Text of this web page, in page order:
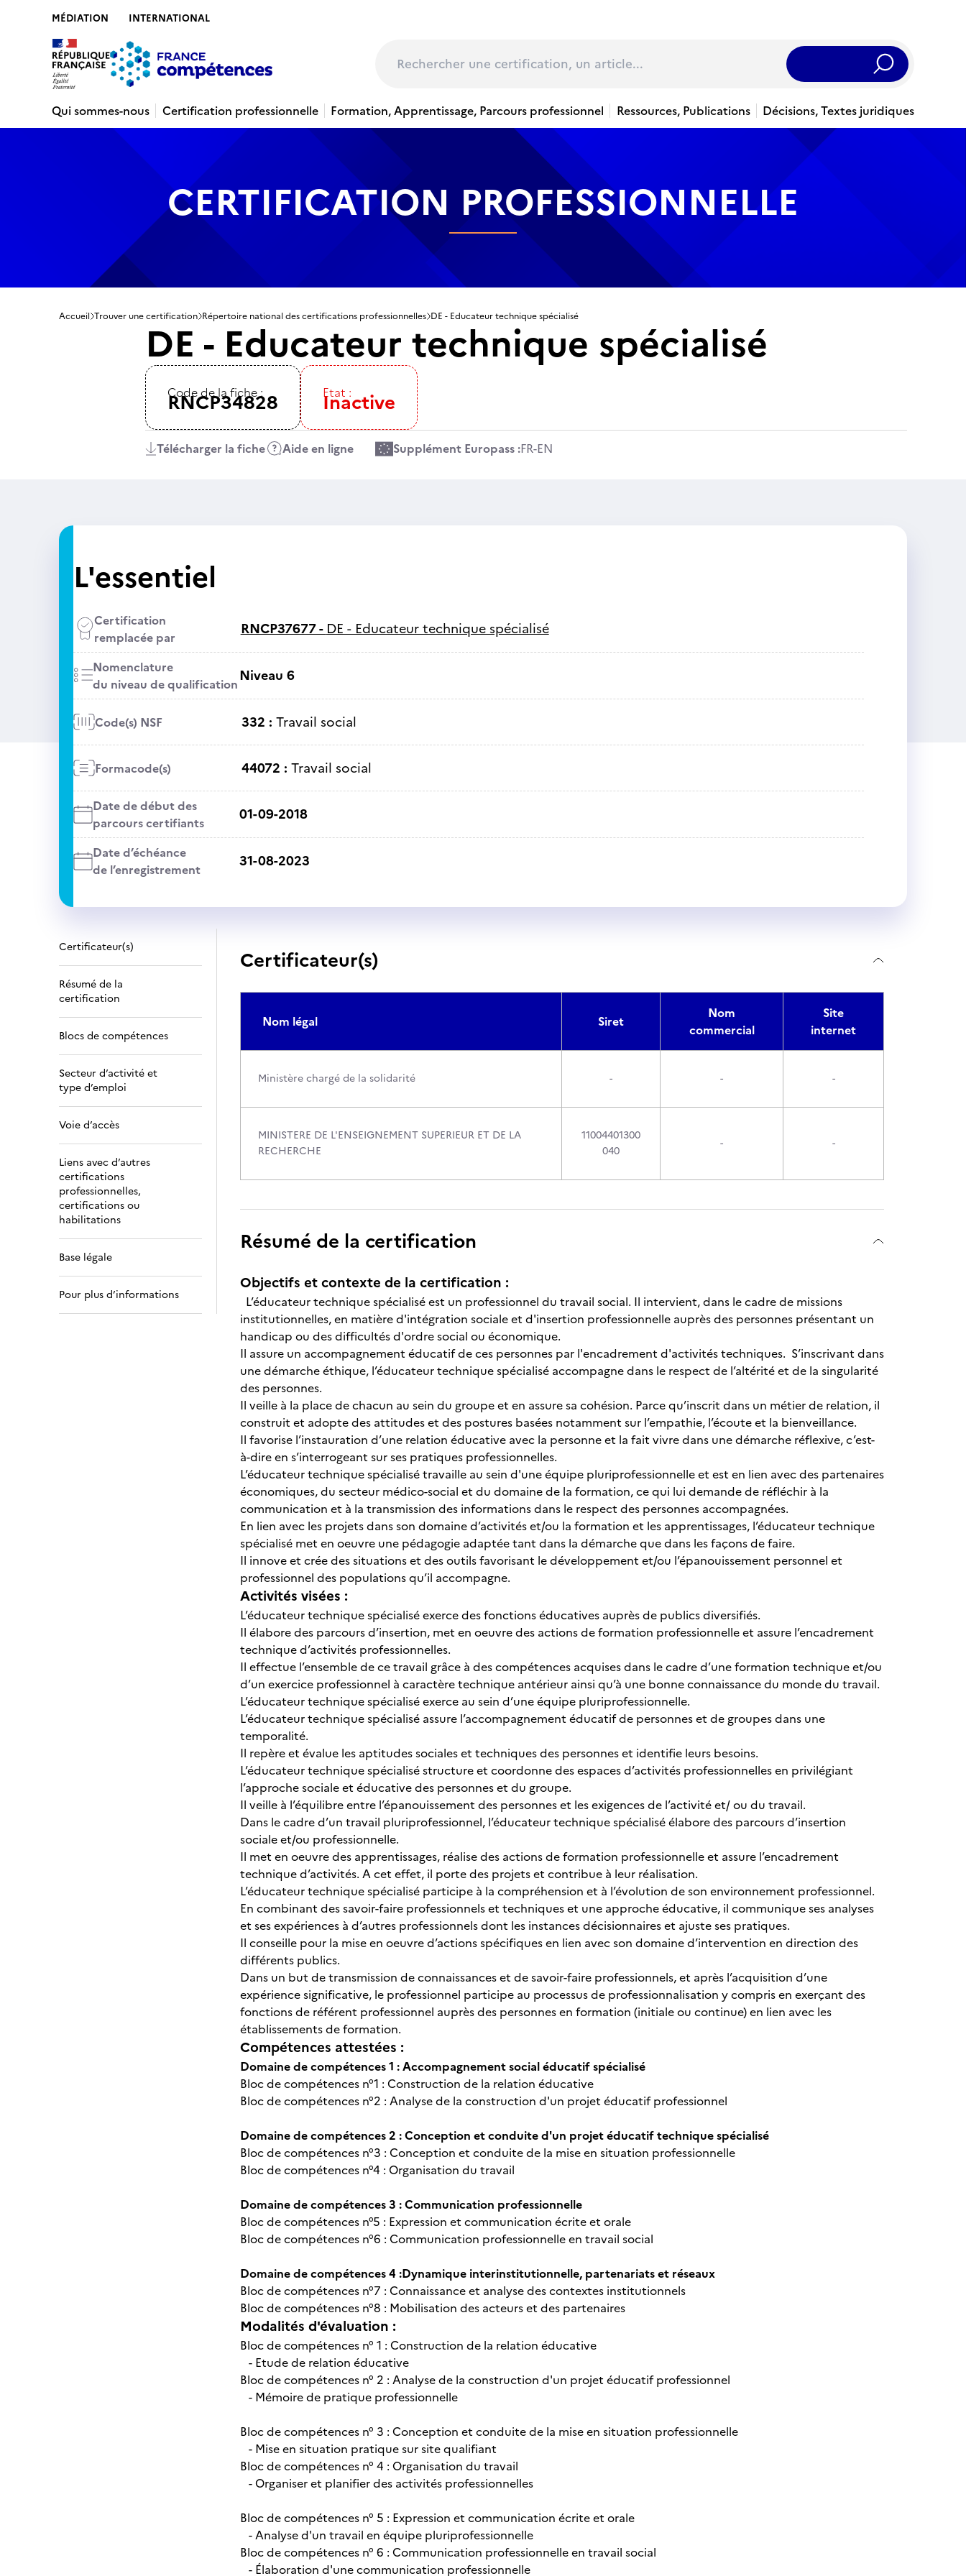
MÉDIATION INTERNATIONAL
Rechercher
Qui sommes-nous
Certification professionnelle Formation, Apprentissage, Parcours professionnel Ressources, Publications Décisions, Textes juridiques
CERTIFICATION PROFESSIONNELLE
Accueil Trouver une certification Répertoire national des certifications professionnelles DE - Educateur technique spécialisé
DE - Educateur technique spécialisé
Code de la fiche :
RNCP34828 Etat :
Inactive
Télécharger la fiche Aide en ligne Supplément Europass :FR-EN
L'essentiel
Certification
remplacée par
RNCP37677 - DE - Educateur technique spécialisé
Nomenclature
du niveau de qualificationNiveau 6
Code(s) NSF 332 : Travail social
Formacode(s) 44072 : Travail social
Date de début des
parcours certifiants
01-09-2018
Date d’échéance
de l’enregistrement
31-08-2023
Certificateur(s)
Résumé de la
certification
Blocs de compétences
Secteur d’activité et
type d’emploi
Voie d’accès
Liens avec d’autres
certifications
professionnelles,
certifications ou
habilitations
Base légale
Pour plus d’informations
Certificateur(s)
Nom légal Siret
Nom
commercial
Site
internet
Ministère chargé de la solidarité - - -
MINISTERE DE L'ENSEIGNEMENT SUPERIEUR ET DE LA
RECHERCHE
11004401300
040
- -
Résumé de la certification
Objectifs et contexte de la certification :
L’éducateur technique spécialisé est un professionnel du travail social. Il intervient, dans le cadre de missions
institutionnelles, en matière d'intégration sociale et d'insertion professionnelle auprès des personnes présentant un
handicap ou des difficultés d'ordre social ou économique.
Il assure un accompagnement éducatif de ces personnes par l'encadrement d'activités techniques. S’inscrivant dans
une démarche éthique, l’éducateur technique spécialisé accompagne dans le respect de l’altérité et de la singularité
des personnes.
Il veille à la place de chacun au sein du groupe et en assure sa cohésion. Parce qu’inscrit dans un métier de relation, il
construit et adopte des attitudes et des postures basées notamment sur l’empathie, l’écoute et la bienveillance.
Il favorise l’instauration d’une relation éducative avec la personne et la fait vivre dans une démarche réflexive, c’est-
à-dire en s’interrogeant sur ses pratiques professionnelles.
L’éducateur technique spécialisé travaille au sein d'une équipe pluriprofessionnelle et est en lien avec des partenaires
économiques, du secteur médico-social et du domaine de la formation, ce qui lui demande de réfléchir à la
communication et à la transmission des informations dans le respect des personnes accompagnées.
En lien avec les projets dans son domaine d’activités et/ou la formation et les apprentissages, l’éducateur technique
spécialisé met en oeuvre une pédagogie adaptée tant dans la démarche que dans les façons de faire.
Il innove et crée des situations et des outils favorisant le développement et/ou l’épanouissement personnel et
professionnel des populations qu’il accompagne.
Activités visées :
L’éducateur technique spécialisé exerce des fonctions éducatives auprès de publics diversifiés.
Il élabore des parcours d’insertion, met en oeuvre des actions de formation professionnelle et assure l’encadrement
technique d’activités professionnelles.
Il effectue l’ensemble de ce travail grâce à des compétences acquises dans le cadre d’une formation technique et/ou
d’un exercice professionnel à caractère technique antérieur ainsi qu’à une bonne connaissance du monde du travail.
L’éducateur technique spécialisé exerce au sein d’une équipe pluriprofessionnelle.
L’éducateur technique spécialisé assure l’accompagnement éducatif de personnes et de groupes dans une
temporalité.
Il repère et évalue les aptitudes sociales et techniques des personnes et identifie leurs besoins.
L’éducateur technique spécialisé structure et coordonne des espaces d’activités professionnelles en privilégiant
l’approche sociale et éducative des personnes et du groupe.
Il veille à l’équilibre entre l’épanouissement des personnes et les exigences de l’activité et/ ou du travail.
Dans le cadre d’un travail pluriprofessionnel, l’éducateur technique spécialisé élabore des parcours d’insertion
sociale et/ou professionnelle.
Il met en oeuvre des apprentissages, réalise des actions de formation professionnelle et assure l’encadrement
technique d’activités. A cet effet, il porte des projets et contribue à leur réalisation.
L’éducateur technique spécialisé participe à la compréhension et à l’évolution de son environnement professionnel.
En combinant des savoir-faire professionnels et techniques et une approche éducative, il communique ses analyses
et ses expériences à d’autres professionnels dont les instances décisionnaires et ajuste ses pratiques.
Il conseille pour la mise en oeuvre d’actions spécifiques en lien avec son domaine d’intervention en direction des
différents publics.
Dans un but de transmission de connaissances et de savoir-faire professionnels, et après l’acquisition d’une
expérience significative, le professionnel participe au processus de professionnalisation y compris en exerçant des
fonctions de référent professionnel auprès des personnes en formation (initiale ou continue) en lien avec les
établissements de formation.
Compétences attestées :
Domaine de compétences 1 : Accompagnement social éducatif spécialisé
Bloc de compétences n°1 : Construction de la relation éducative
Bloc de compétences n°2 : Analyse de la construction d'un projet éducatif professionnel
Domaine de compétences 2 : Conception et conduite d'un projet éducatif technique spécialisé
Bloc de compétences n°3 : Conception et conduite de la mise en situation professionnelle
Bloc de compétences n°4 : Organisation du travail
Domaine de compétences 3 : Communication professionnelle
Bloc de compétences n°5 : Expression et communication écrite et orale
Bloc de compétences n°6 : Communication professionnelle en travail social
Domaine de compétences 4 :Dynamique interinstitutionnelle, partenariats et réseaux
Bloc de compétences n°7 : Connaissance et analyse des contextes institutionnels
Bloc de compétences n°8 : Mobilisation des acteurs et des partenaires
Modalités d'évaluation :
Bloc de compétences n° 1 : Construction de la relation éducative
- Etude de relation éducative
Bloc de compétences n° 2 : Analyse de la construction d'un projet éducatif professionnel
- Mémoire de pratique professionnelle
Bloc de compétences n° 3 : Conception et conduite de la mise en situation professionnelle
- Mise en situation pratique sur site qualifiant
Bloc de compétences n° 4 : Organisation du travail
- Organiser et planifier des activités professionnelles
Bloc de compétences n° 5 : Expression et communication écrite et orale
- Analyse d'un travail en équipe pluriprofessionnelle
Bloc de compétences n° 6 : Communication professionnelle en travail social
- Élaboration d'une communication professionnelle